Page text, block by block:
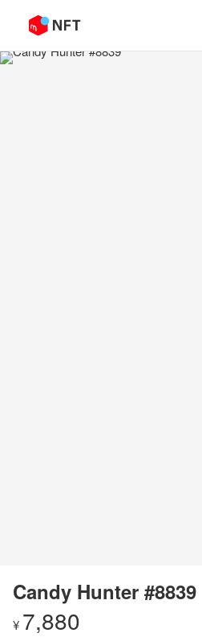
Candy Hunter #8839
¥ 7,880